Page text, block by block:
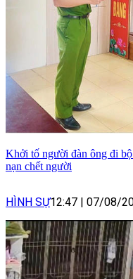
Khởi tố người đàn ông đi
nạn chết người
HÌNH SỰ12:47 | 07/08/